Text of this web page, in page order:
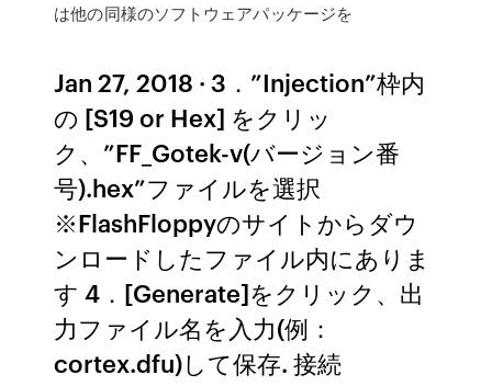
は他の同様のソフトウェアパッケージを
Jan 27, 2018 · 3．”Injection”枠内
の [S19 or Hex] をクリッ
ク、”FF_Gotek-v(バージョン番
号).hex”ファイルを選択
※FlashFloppyのサイトからダウ
ンロードしたファイル内にありま
す 4．[Generate]をクリック、出
力ファイル名を入力(例：
cortex.dfu)して保存. 接続